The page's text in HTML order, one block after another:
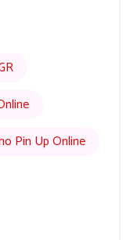
Pin Up Online